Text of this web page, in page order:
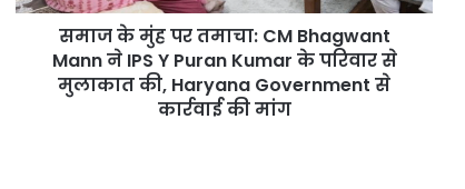
ने
समाज के मुंह पर तमाचा: CM Bhagwant
Mann ने IPS Y Puran Kumar के परिवार से
मुलाकात की, Haryana Government से
कार्रवाई की मांग